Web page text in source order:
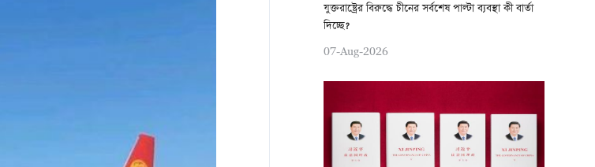
যুক্তরাষ্ট্রের বিরুদ্ধে চীনের সর্বশেষ পাল্টা ব্যবস্থা কী বার্তা
দিচ্ছে?
07-Aug-2026